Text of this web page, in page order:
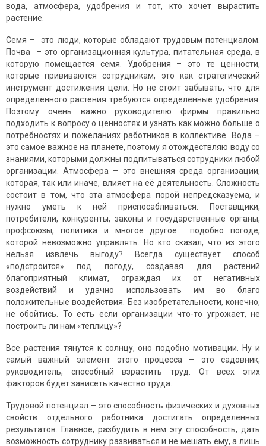
вода, атмосфера, удобрения и тот, кто хочет вырастить
растение.
Семя – это люди, которые обладают трудовым потенциалом.
Почва – это организационная культура, питательная среда, в
которую помещается семя. Удобрения – это те ценности,
которые прививаются сотрудникам, это как стратегический
инструмент достижения цели. Но не стоит забывать, что для
определённого растения требуются определённые удобрения.
Поэтому очень важно руководителю фирмы правильно
подходить к вопросу о ценностях и узнать как можно больше о
потребностях и пожеланиях работников в коллективе. Вода –
это самое важное на планете, поэтому я отождествляю воду со
знаниями, которыми должны подпитываться сотрудники любой
организации. Атмосфера – это внешняя среда организации,
которая, так или иначе, влияет на её деятельность. Сложность
состоит в том, что эта атмосфера порой непредсказуема, и
нужно уметь к ней приспосабливаться. Поставщики,
потребители, конкуренты, законы и государственные органы,
профсоюзы, политика и многое другое подобно погоде,
которой невозможно управлять. Но кто сказал, что из этого
нельзя извлечь выгоду? Всегда существует способ
«подстроится» под погоду, создавая для растений
благоприятный климат, ограждая их от негативных
воздействий и удачно использовать им во благо
положительные воздействия. Без изобретательности, конечно,
не обойтись. То есть если организации что-то угрожает, не
построить ли нам «теплицу»?
Все растения тянутся к солнцу, оно подобно мотивации. Ну и
самый важный элемент этого процесса – это садовник,
руководитель, способный взрастить труд. От всех этих
факторов будет зависеть качество труда.
Трудовой потенциал – это способность физических и духовных
свойств отдельного работника достигать определённых
результатов. Главное, разбудить в нём эту способность, дать
возможность сотруднику развиваться и не мешать ему, а лишь